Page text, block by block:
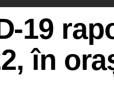
19
în